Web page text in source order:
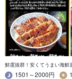
鮮度抜群！安くてうまい海鮮
1501～2000円